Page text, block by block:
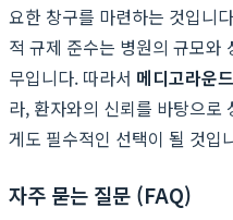
요한 창구를 마련하는 것입니
적 규제 준수는 병원의 규모와
무입니다. 따라서 메디고라운드
라, 환자와의 신뢰를 바탕으로
게도 필수적인 선택이 될 것입
자주 묻는 질문 (FAQ)